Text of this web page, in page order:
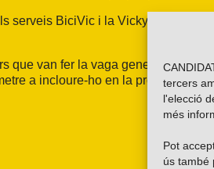
tercers
l'elecció
més
Pot
ús també
serveis BiciVic i la Vicky estan
que van fer la vaga general del
a incloure-ho en la propera